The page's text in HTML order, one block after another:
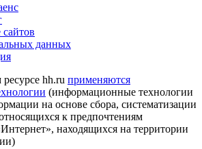
данных
hh.ru применяются
(информационные технологии
на основе сбора, систематизации
к предпочтениям
находящихся на территории